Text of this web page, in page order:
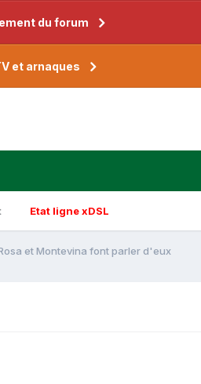
du forum
et arnaques
Etat ligne xDSL
et Montevina font parler d'eux